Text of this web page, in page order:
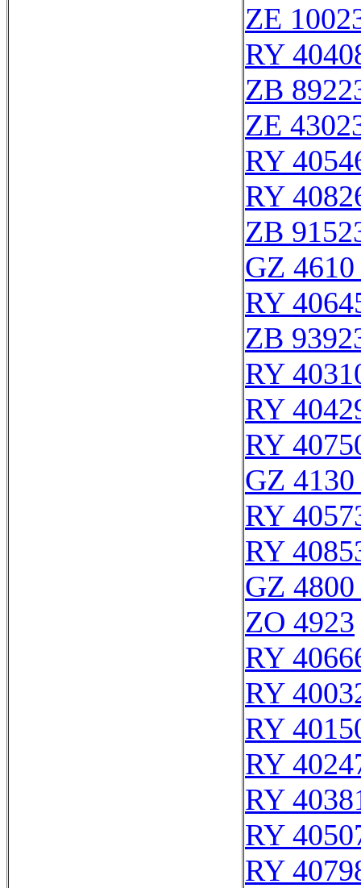
ZE
RY
ZB
ZE
RY
RY
ZB
GZ
RY
ZB
RY
RY
RY
GZ
RY
RY
GZ
ZO 4923
RY
RY
RY
RY
RY
RY
RY